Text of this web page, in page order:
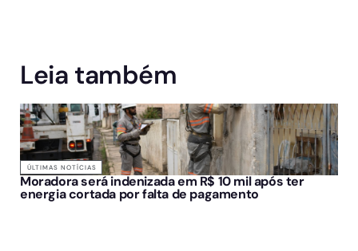
Leia também
ÚLTIMAS NOTÍCIAS
Moradora será indenizada em R$ 10 mil após ter
energia cortada por falta de pagamento